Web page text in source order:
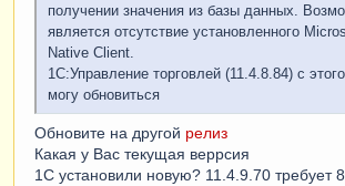
получении значения из базы данных.
является отсутствие установленного
Native Client.
1С:Управление торговлей (11.4.8.84) с
могу обновиться
Обновите на другой релиз
Какая у Вас текущая веррсия
1С установили новую? 11.4.9.70 требует